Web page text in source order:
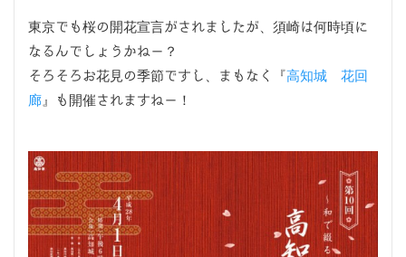
東京でも桜の開花宣言がされましたが、須崎は何時頃に
なるんでしょうかねー？
そろそろお花見の季節ですし、まもなく『高知城 花回
廊』も開催されますねー！